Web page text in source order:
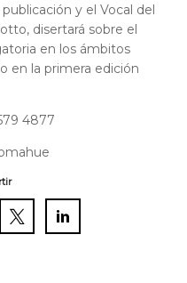
y el Vocal del
disertará sobre el
en los ámbitos
en la primera edición
4877